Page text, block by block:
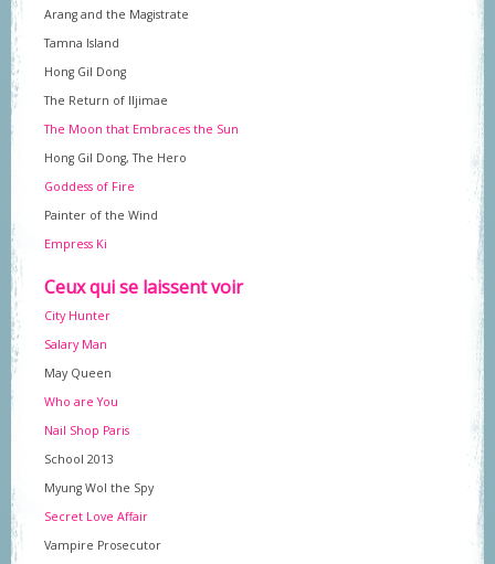
Arang and the Magistrate
Tamna Island
Hong Gil Dong
The Return of Iljimae
The Moon that Embraces the Sun
Hong Gil Dong, The Hero
Goddess of Fire
Painter of the Wind
Empress Ki
Ceux qui se laissent voir
City Hunter
Salary Man
May Queen
Who are You
Nail Shop Paris
School 2013
Myung Wol the Spy
Secret Love Affair
Vampire Prosecutor